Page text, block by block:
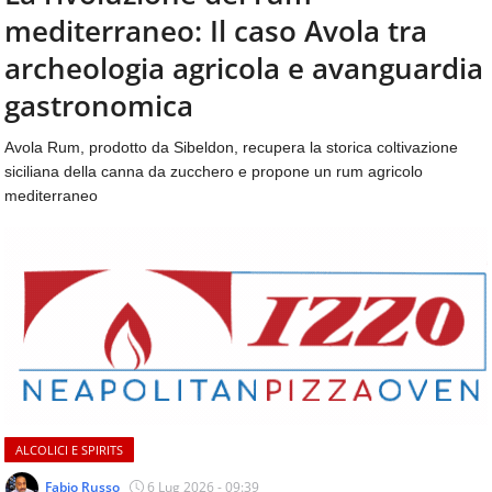
aggiornamenti
quotidiani
temi
come
ristorazione,
food
&
articoli
quotidiani
sul
dell'alimentazione,
dei
fuoricasa,
del
CONTATTI
mediterraneo: Il caso Avola tra
archeologia agricola e avanguardia
gastronomica
Avola Rum, prodotto da Sibeldon, recupera la storica coltivazione
siciliana della canna da zucchero e propone un rum agricolo
mediterraneo
ALCOLICI E SPIRITS
Fabio Russo 6 Lug 2026 - 09:39